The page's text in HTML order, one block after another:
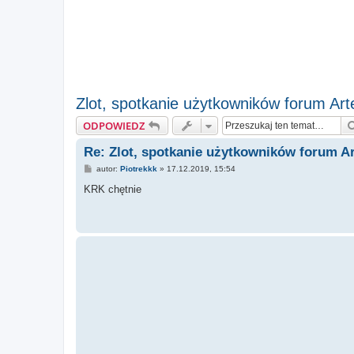
Zlot, spotkanie użytkowników forum
ODPOWIEDZ
Re: Zlot, spotkanie użytkowników forum
P
s
autor: Piotrekkk » 17.12.2019, 15:54
KRK chętnie